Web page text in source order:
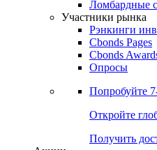
Ломбардные
Участники рынка
Рэнкинги
Cbonds Pages
Cbonds
Опросы
Попробуйте
Откройте
Получить